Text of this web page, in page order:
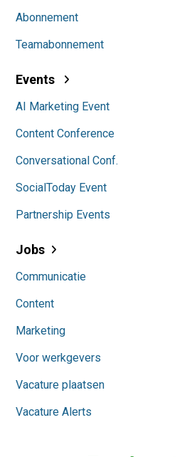
Abonnement
Teamabonnement
Events
AI Marketing Event
Content Conference
Conversational Conf.
SocialToday Event
Partnership Events
Jobs
Communicatie
Content
Marketing
Voor werkgevers
Vacature plaatsen
Vacature Alerts